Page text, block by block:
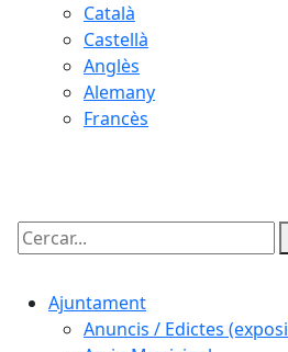
Català
Castellà
Anglès
Alemany
Francès
Cercar:
Ajuntament
Anuncis / Edictes